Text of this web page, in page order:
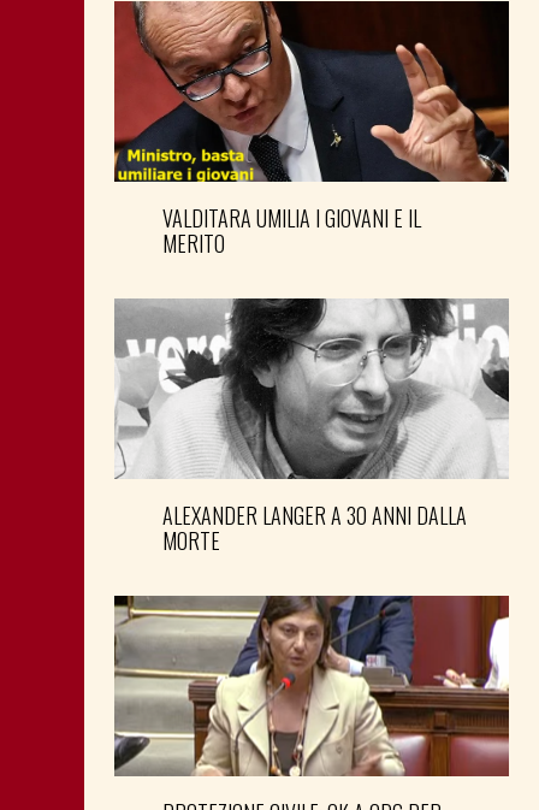
VALDITARA UMILIA I GIOVANI E IL
MERITO
ALEXANDER LANGER A 30 ANNI DALLA
MORTE